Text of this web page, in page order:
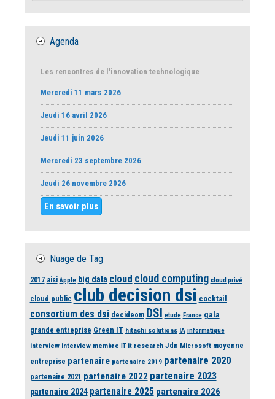
Agenda
Les rencontres de l'innovation technologique
Mercredi 11 mars 2026
Jeudi 16 avril 2026
Jeudi 11 juin 2026
Mercredi 23 septembre 2026
Jeudi 26 novembre 2026
En savoir plus
Nuage de Tag
2017 aisi Apple big data cloud cloud computing cloud privé
cloud public club decision dsi cocktail
consortium des dsi decideom DSI etude France gala
grande entreprise Green IT hitachi solutions IA informatique
interview interview membre IT it research Jdn Microsoft moyenne
entreprise partenaire partenaire 2019 partenaire 2020
partenaire 2021 partenaire 2022 partenaire 2023
partenaire 2024 partenaire 2025 partenaire 2026